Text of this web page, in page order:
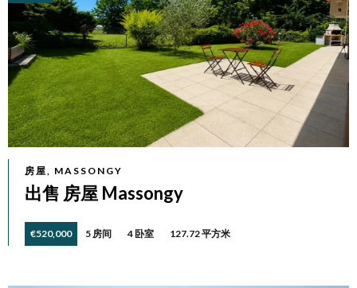
房屋, MASSONGY
出售 房屋 Massongy
€520,000 5 房间 4 卧室 127.72 平方米